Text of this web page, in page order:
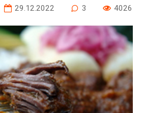
29.12.2022 3 4026